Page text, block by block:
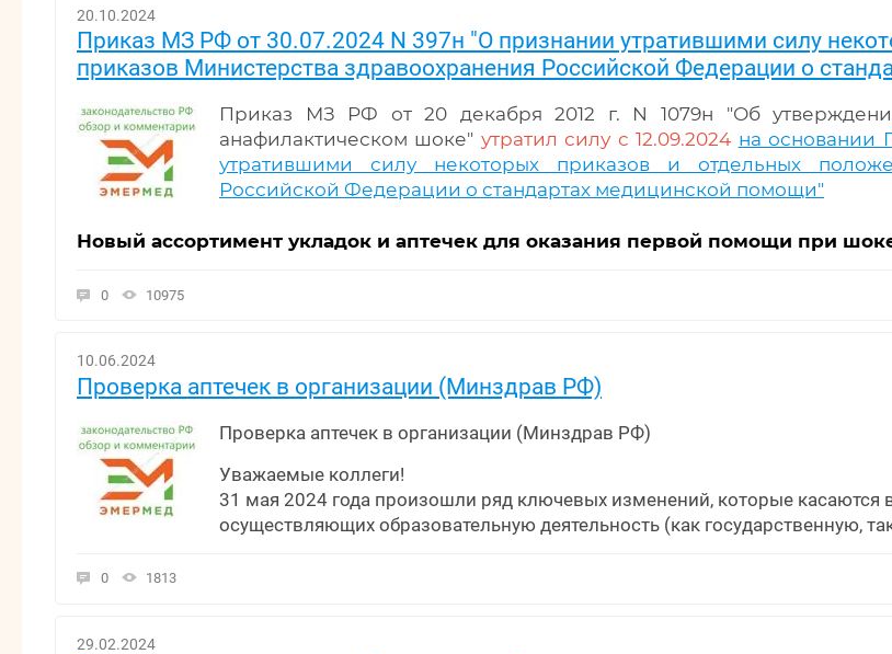
20.10.2024
Приказ МЗ РФ от 30.07.2024 N 397н "О признании утратившими силу
приказов Министерства здравоохранения Российской Федерации о
Приказ МЗ РФ от 20 декабря 2012 г. N 1079н "Об
анафилактическом шоке" утратил силу с 12.09.2024 на основании
утратившими силу некоторых приказов и отдельных
Российской Федерации о стандартах медицинской помощи"
Новый ассортимент укладок и аптечек для оказания первой помощи при
0 10975
10.06.2024
Проверка аптечек в организации (Минздрав РФ)
Проверка аптечек в организации (Минздрав РФ)
Уважаемые коллеги!
31 мая 2024 года произошли ряд ключевых изменений, которые касаются
осуществляющих образовательную деятельность (как государственную,
0 1813
29.02.2024